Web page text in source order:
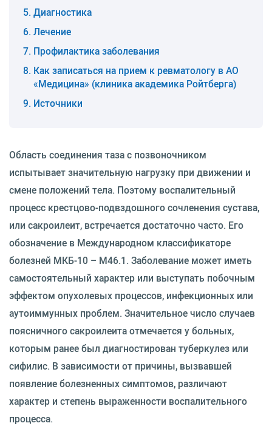
Диагностика
Лечение
Профилактика заболевания
Как записаться на прием к ревматологу в АО
«Медицина» (клиника академика Ройтберга)
Источники
Область соединения таза с позвоночником
испытывает значительную нагрузку при движении и
смене положений тела. Поэтому воспалительный
процесс крестцово-подвздошного сочленения сустава,
или сакроилеит, встречается достаточно часто. Его
обозначение в Международном классификаторе
болезней МКБ-10 – M46.1. Заболевание может иметь
самостоятельный характер или выступать побочным
эффектом опухолевых процессов, инфекционных или
аутоиммунных проблем. Значительное число случаев
поясничного сакроилеита отмечается у больных,
которым ранее был диагностирован туберкулез или
сифилис. В зависимости от причины, вызвавшей
появление болезненных симптомов, различают
характер и степень выраженности воспалительного
процесса.